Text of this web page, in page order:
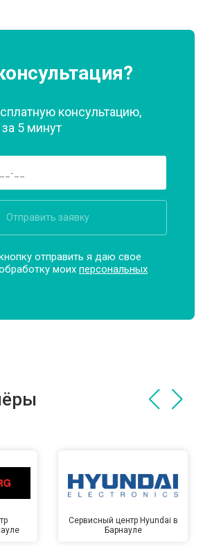
консультацию,
5 минут
Отправить заявку
отправить я даю свое
моихперсональных
Сервисный центр Hyundai в
Барнауле